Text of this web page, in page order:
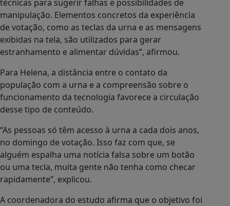
técnicas para sugerir falhas e possibilidades de
manipulação. Elementos concretos da experiência
de votação, como as teclas da urna e as mensagens
exibidas na tela, são utilizados para gerar
estranhamento e alimentar dúvidas”, afirmou.
Para Helena, a distância entre o contato da
população com a urna e a compreensão sobre o
funcionamento da tecnologia favorece a circulação
desse tipo de conteúdo.
“As pessoas só têm acesso à urna a cada dois anos,
no domingo de votação. Isso faz com que, se
alguém espalha uma notícia falsa sobre um botão
ou uma tecla, muita gente não tenha como checar
rapidamente”, explicou.
A coordenadora do estudo afirma que o objetivo foi